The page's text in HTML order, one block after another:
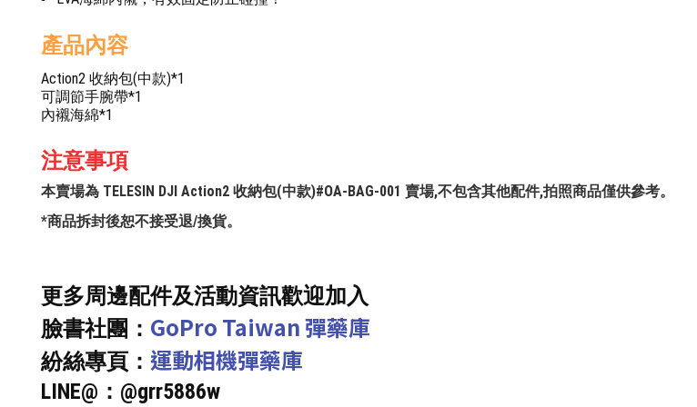
產品內容
Action2 收納包(中款)*1
可調節手腕帶*1
內襯海綿*1
注意事項
本賣場為 TELESIN DJI Action2 收納包(中款)#OA-BAG-001 賣場,不包含其他配件,拍照商品僅供參考。
*商品拆封後恕不接受退/換貨。
更多周邊配件及活動資訊歡迎加入
臉書社團： GoPro Taiwan 彈藥庫
紛絲專頁： 運動相機彈藥庫
LINE@：@grr5886w